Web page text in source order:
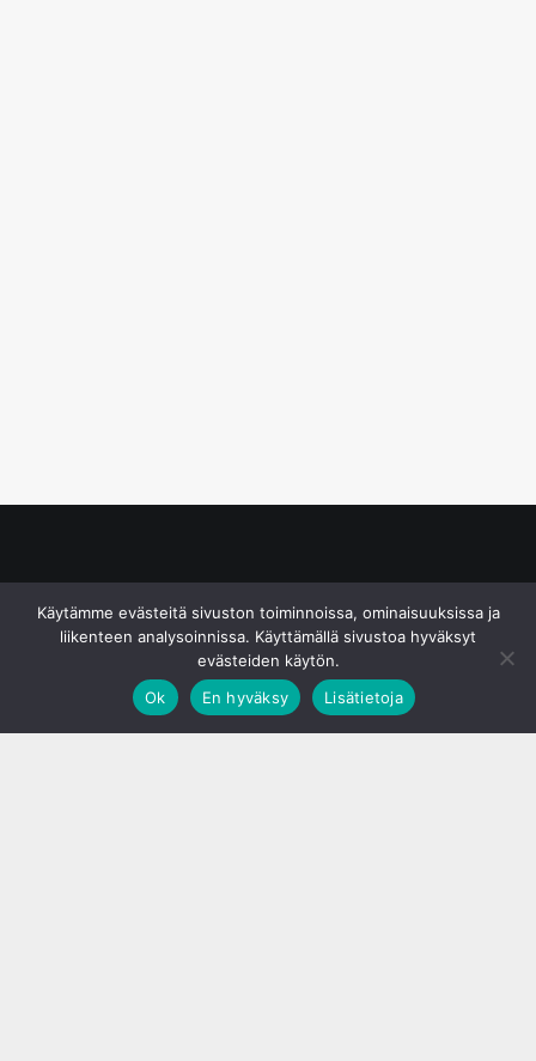
Käytämme evästeitä sivuston toiminnoissa, ominaisuuksissa ja
liikenteen analysoinnissa. Käyttämällä sivustoa hyväksyt
evästeiden käytön.
Ok
En hyväksy Lisätietoja